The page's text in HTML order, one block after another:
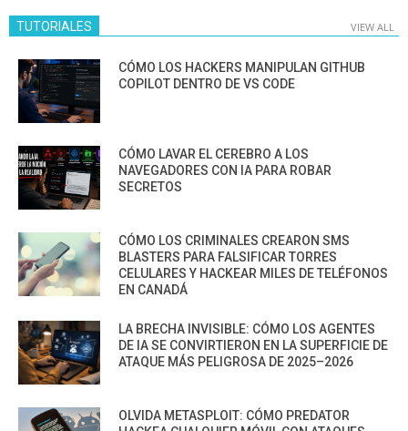
TUTORIALES VIEW ALL
CÓMO LOS HACKERS MANIPULAN GITHUB
COPILOT DENTRO DE VS CODE
CÓMO LAVAR EL CEREBRO A LOS
NAVEGADORES CON IA PARA ROBAR
SECRETOS
CÓMO LOS CRIMINALES CREARON SMS
BLASTERS PARA FALSIFICAR TORRES
CELULARES Y HACKEAR MILES DE TELÉFONOS
EN CANADÁ
LA BRECHA INVISIBLE: CÓMO LOS AGENTES
DE IA SE CONVIRTIERON EN LA SUPERFICIE DE
ATAQUE MÁS PELIGROSA DE 2025–2026
OLVIDA METASPLOIT: CÓMO PREDATOR